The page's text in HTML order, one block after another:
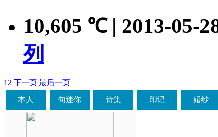
10,605 ℃ | 2013-05-
列
1 2 下一页 最后一页
本人 句迷你 诗集 印记 婚纱